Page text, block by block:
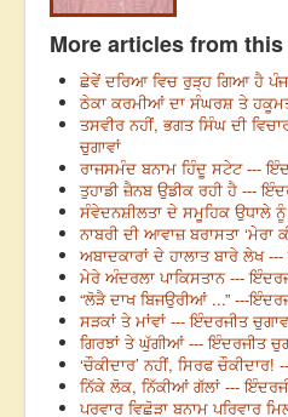
More articles from
ਛੇਵੇਂ ਦਰਿਆ ਵਿਚ ਰੁੜ੍ਹ ਗਿਆ ਹੈ
ਠੇਕਾ ਕਰਮੀਆਂ ਦਾ ਸੰਘਰਸ਼ ਤੇ
ਤਸਵੀਰ ਨਹੀਂ, ਭਗਤ ਸਿੰਘ ਦੀ
ਚੁਗਾਵਾਂ
ਰਾਜਸਮੰਦ ਬਨਾਮ ਹਿੰਦੂ ਸਟੇਟ ---
ਤੁਹਾਡੀ ਜ਼ੈਨਬ ਉਡੀਕ ਰਹੀ ਹੈ ---
ਸੰਵੇਦਨਸ਼ੀਲਤਾ ਦੇ ਸਮੂਹਿਕ ਉਧਾਲੇ
ਨਾਬਰੀ ਦੀ ਆਵਾਜ਼ ਬਰਾਸਤਾ ‘ਮੇਰਾ
ਅਬਾਦਕਾਰਾਂ ਦੇ ਹਾਲਾਤ ਬਾਰੇ ਲੇਖ
ਮੇਰੇ ਅੰਦਰਲਾ ਪਾਕਿਸਤਾਨ ---
“ਲੋੜੈ ਦਾਖ ਬਿਜਉਰੀਆਂ ...” ---
ਸੜਕਾਂ ਤੇ ਮਾਂਵਾਂ --- ਇੰਦਰਜੀਤ
ਗਿਰਝਾਂ ਤੇ ਘੁੱਗੀਆਂ --- ਇੰਦਰਜੀਤ
‘ਚੌਕੀਦਾਰ’ ਨਹੀਂ, ਸਿਰਫ ਚੌਕੀਦਾਰ!
ਨਿੱਕੇ ਲੋਕ, ਨਿੱਕੀਆਂ ਗੱਲਾਂ ---
ਪਰਵਾਰ ਵਿਛੋੜਾ ਬਨਾਮ ਪਰਿਵਾਰ